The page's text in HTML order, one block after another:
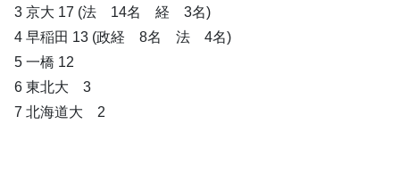
3 京大 17 (法 14名 経 3名)
4 早稲田 13 (政経 8名 法 4名)
5 一橋 12
6 東北大 3
7 北海道大 2